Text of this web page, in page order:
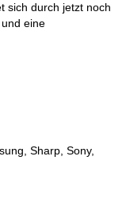
sich durch jetzt noch
eine
Sharp, Sony,